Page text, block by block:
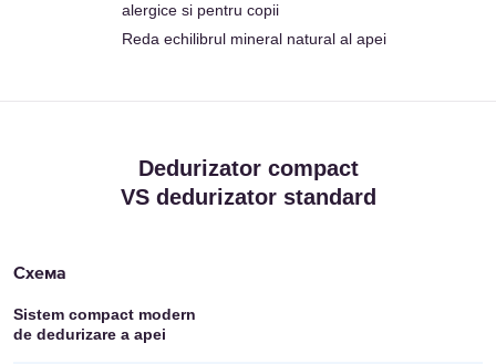
alergice si pentru copii
Reda echilibrul mineral natural al apei
Dedurizator compact
VS dedurizator standard
Sistem compact modern
de dedurizare a apei